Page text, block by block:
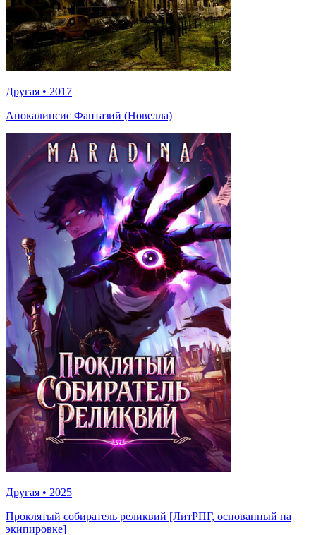
Другая • 2017
Апокалипсис Фантазий (Новелла)
Другая • 2025
Проклятый собиратель реликвий [ЛитРПГ, основанный на
экипировке]